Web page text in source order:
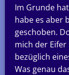
Im Grunde
habe es aber
geschoben.
mich der
bezüglich
Was genau